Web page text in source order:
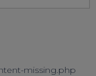
missing.php